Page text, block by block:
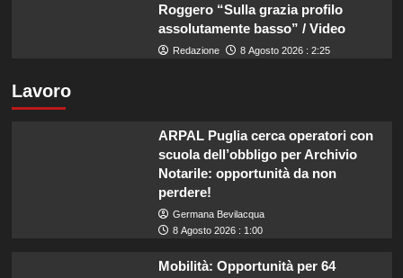
Roggero “Sulla grazia profilo
assolutamente basso” / Video
Redazione 8 Agosto 2026 : 2:25
Lavoro
ARPAL Puglia cerca operatori con
scuola dell’obbligo per Archivio
Notarile: opportunità da non
perdere!
Germana Bevilacqua
8 Agosto 2026 : 1:00
Mobilità: Opportunità per 64